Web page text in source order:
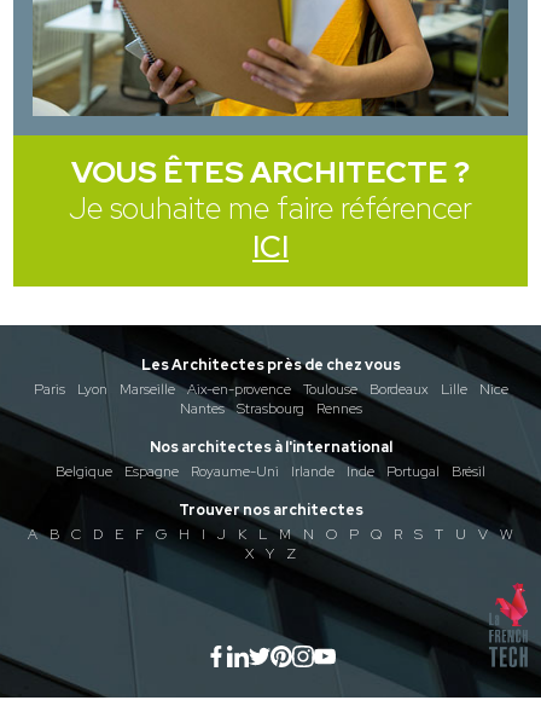
VOUS ÊTES ARCHITECTE ?
Je souhaite me faire référencer
ICI
Les Architectes près de chez vous
Paris
Lyon Marseille Aix-en-provence Toulouse Bordeaux Lille
Nice
Nantes
Strasbourg
Rennes
Nos architectes à l'international
Belgique
Espagne Royaume-Uni Irlande Inde Portugal
Brésil
Trouver nos architectes
A
B C D E F G H I J K L M N O P Q R S T U V
W
X
Y Z